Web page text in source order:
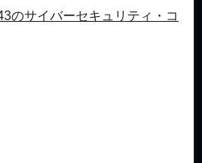
のサイバーセキュリティ・コ